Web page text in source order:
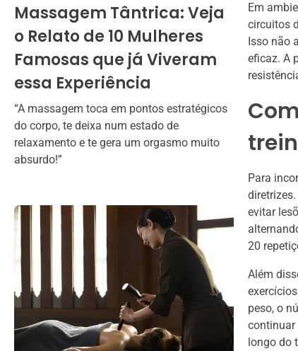
Massagem Tântrica: Veja
o Relato de 10 Mulheres
Famosas que já Viveram
essa Experiência
“A massagem toca em pontos estratégicos
do corpo, te deixa num estado de
relaxamento e te gera um orgasmo muito
absurdo!”
Em
circuitos
Isso não
eficaz. A
Para
evitar
20
Além
peso, o
continuar
longo do